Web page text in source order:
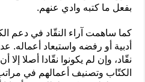
بفعل ما كتبه وادي عنهم.
كما ساهمت آراء النقّاد في دعم
أدبية أو رفضه واستبعاد أعماله.
نقّاد، وإن لم يكونوا نقّادا أصلا
الكتّاب وتصنيف أعمالهم في